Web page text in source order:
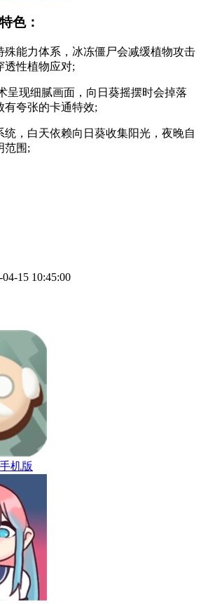
色：
能力体系，冰冻僵尸会减缓植物攻击
透性植物应对;
现细腻画面，向日葵摇摆时会掉落
有夸张的卡通特效;
，白天依赖向日葵收集阳光，夜晚自
范围;
04-15 10:45:00
机版